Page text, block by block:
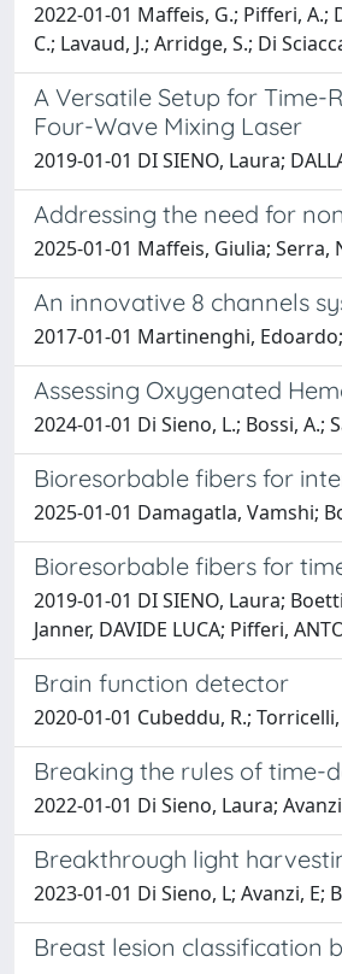
2022-01-01 Maffeis, G.; Pifferi, A.;
C.; Lavaud, J.; Arridge, S.; Di
A Versatile Setup for Time-
Four-Wave Mixing Laser
2019-01-01 DI SIENO, Laura;
Addressing the need for
2025-01-01 Maffeis, Giulia;
An innovative 8 channels
2017-01-01 Martinenghi,
Assessing Oxygenated
2024-01-01 Di Sieno, L.; Bossi,
Bioresorbable fibers for
2025-01-01 Damagatla, Vamshi;
Bioresorbable fibers for
2019-01-01 DI SIENO, Laura;
Janner, DAVIDE LUCA; Pifferi,
Brain function detector
2020-01-01 Cubeddu, R.;
Breaking the rules of time-
2022-01-01 Di Sieno, Laura;
Breakthrough light
2023-01-01 Di Sieno, L; Avanzi, E;
Breast lesion classification